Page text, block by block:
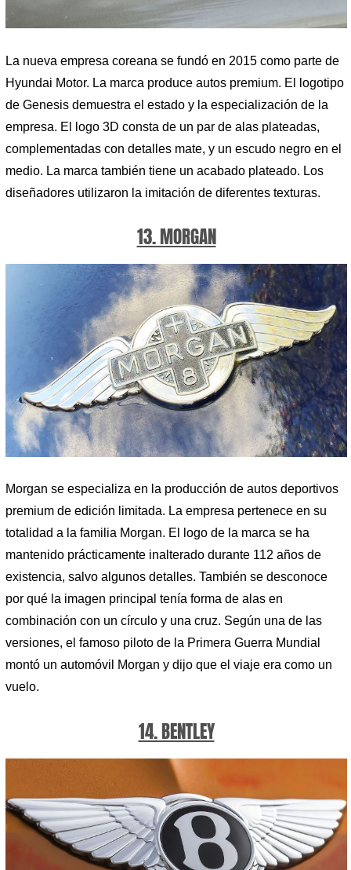
La nueva empresa coreana se fundó en 2015 como parte de
Hyundai Motor. La marca produce autos premium. El logotipo
de Genesis demuestra el estado y la especialización de la
empresa. El logo 3D consta de un par de alas plateadas,
complementadas con detalles mate, y un escudo negro en el
medio. La marca también tiene un acabado plateado. Los
diseñadores utilizaron la imitación de diferentes texturas.
13. MORGAN
Morgan se especializa en la producción de autos deportivos
premium de edición limitada. La empresa pertenece en su
totalidad a la familia Morgan. El logo de la marca se ha
mantenido prácticamente inalterado durante 112 años de
existencia, salvo algunos detalles. También se desconoce
por qué la imagen principal tenía forma de alas en
combinación con un círculo y una cruz. Según una de las
versiones, el famoso piloto de la Primera Guerra Mundial
montó un automóvil Morgan y dijo que el viaje era como un
vuelo.
14. BENTLEY